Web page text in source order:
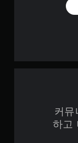
커뮤
하고